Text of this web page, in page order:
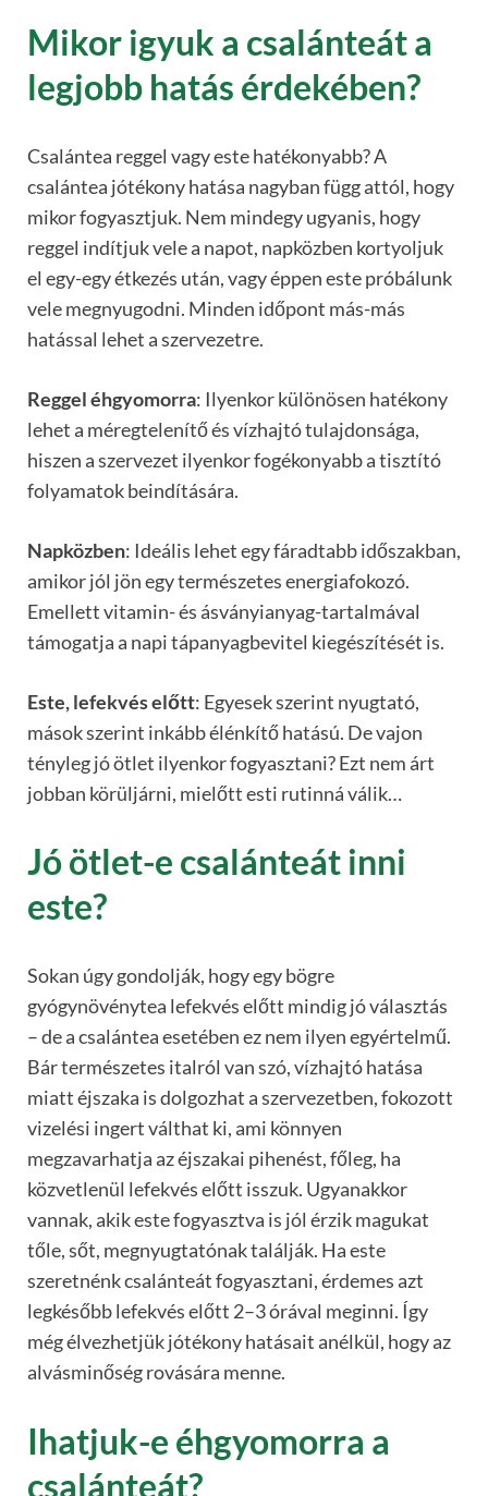
Mikor igyuk a csalánteát a
legjobb hatás érdekében?
Csalántea reggel vagy este hatékonyabb? A
csalántea jótékony hatása nagyban függ attól, hogy
mikor fogyasztjuk. Nem mindegy ugyanis, hogy
reggel indítjuk vele a napot, napközben kortyoljuk
el egy-egy étkezés után, vagy éppen este próbálunk
vele megnyugodni. Minden időpont más-más
hatással lehet a szervezetre.
Reggel éhgyomorra: Ilyenkor különösen hatékony
lehet a méregtelenítő és vízhajtó tulajdonsága,
hiszen a szervezet ilyenkor fogékonyabb a tisztító
folyamatok beindítására.
Napközben: Ideális lehet egy fáradtabb időszakban,
amikor jól jön egy természetes energiafokozó.
Emellett vitamin- és ásványianyag-tartalmával
támogatja a napi tápanyagbevitel kiegészítését is.
Este, lefekvés előtt: Egyesek szerint nyugtató,
mások szerint inkább élénkítő hatású. De vajon
tényleg jó ötlet ilyenkor fogyasztani? Ezt nem árt
jobban körüljárni, mielőtt esti rutinná válik…
Jó ötlet-e csalánteát inni
este?
Sokan úgy gondolják, hogy egy bögre
gyógynövénytea lefekvés előtt mindig jó választás
– de a csalántea esetében ez nem ilyen egyértelmű.
Bár természetes italról van szó, vízhajtó hatása
miatt éjszaka is dolgozhat a szervezetben, fokozott
vizelési ingert válthat ki, ami könnyen
megzavarhatja az éjszakai pihenést, főleg, ha
közvetlenül lefekvés előtt isszuk. Ugyanakkor
vannak, akik este fogyasztva is jól érzik magukat
tőle, sőt, megnyugtatónak találják. Ha este
szeretnénk csalánteát fogyasztani, érdemes azt
legkésőbb lefekvés előtt 2–3 órával meginni. Így
még élvezhetjük jótékony hatásait anélkül, hogy az
alvásminőség rovására menne.
Ihatjuk-e éhgyomorra a
csalánteát?